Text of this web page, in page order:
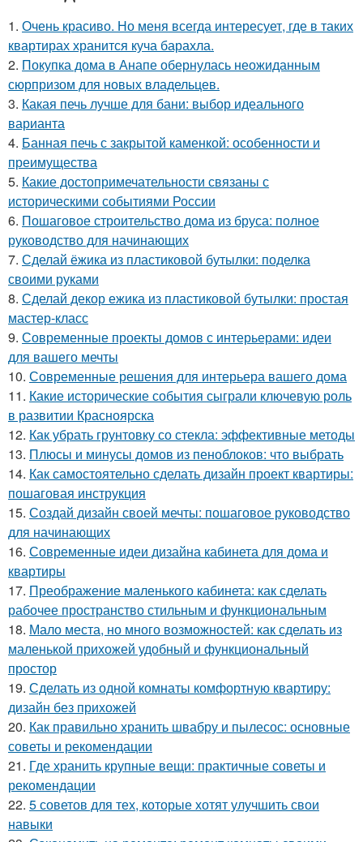
1. Очень красиво. Но меня всегда интересует, где в таких
квартирах хранится куча барахла.
2. Покупка дома в Анапе обернулась неожиданным
сюрпризом для новых владельцев.
3. Какая печь лучше для бани: выбор идеального
варианта
4. Банная печь с закрытой каменкой: особенности и
преимущества
5. Какие достопримечательности связаны с
историческими событиями России
6. Пошаговое строительство дома из бруса: полное
руководство для начинающих
7. Сделай ёжика из пластиковой бутылки: поделка
своими руками
8. Сделай декор ежика из пластиковой бутылки: простая
мастер-класс
9. Современные проекты домов с интерьерами: идеи
для вашего мечты
10. Современные решения для интерьера вашего дома
11. Какие исторические события сыграли ключевую роль
в развитии Красноярска
12. Как убрать грунтовку со стекла: эффективные методы
13. Плюсы и минусы домов из пеноблоков: что выбрать
14. Как самостоятельно сделать дизайн проект квартиры:
пошаговая инструкция
15. Создай дизайн своей мечты: пошаговое руководство
для начинающих
16. Современные идеи дизайна кабинета для дома и
квартиры
17. Преображение маленького кабинета: как сделать
рабочее пространство стильным и функциональным
18. Мало места, но много возможностей: как сделать из
маленькой прихожей удобный и функциональный
простор
19. Сделать из одной комнаты комфортную квартиру:
дизайн без прихожей
20. Как правильно хранить швабру и пылесос: основные
советы и рекомендации
21. Где хранить крупные вещи: практичные советы и
рекомендации
22. 5 советов для тех, которые хотят улучшить свои
навыки